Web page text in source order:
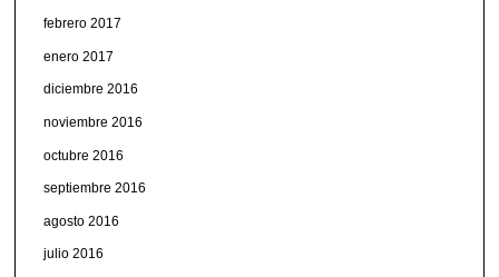
febrero 2017
enero 2017
diciembre 2016
noviembre 2016
octubre 2016
septiembre 2016
agosto 2016
julio 2016